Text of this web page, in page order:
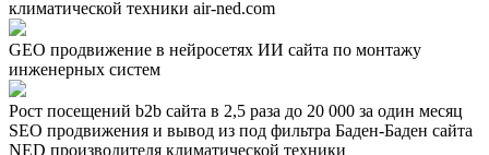
климатической техники air-ned.com
GEO продвижение в нейросетях ИИ сайта по монтажу
инженерных систем
Рост посещений b2b сайта в 2,5 раза до 20 000 за один месяц
SEO продвижения и вывод из под фильтра Баден-Баден сайта
NED производителя климатической техники